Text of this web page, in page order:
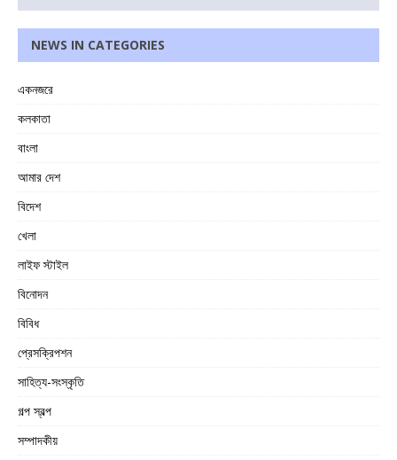
NEWS IN CATEGORIES
একনজরে
কলকাতা
বাংলা
আমার দেশ
বিদেশ
খেলা
লাইফ স্টাইল
বিনোদন
বিবিধ
প্রেসক্রিপশন
সাহিত্য-সংস্কৃতি
গল্প স্বল্প
সম্পাদকীয়